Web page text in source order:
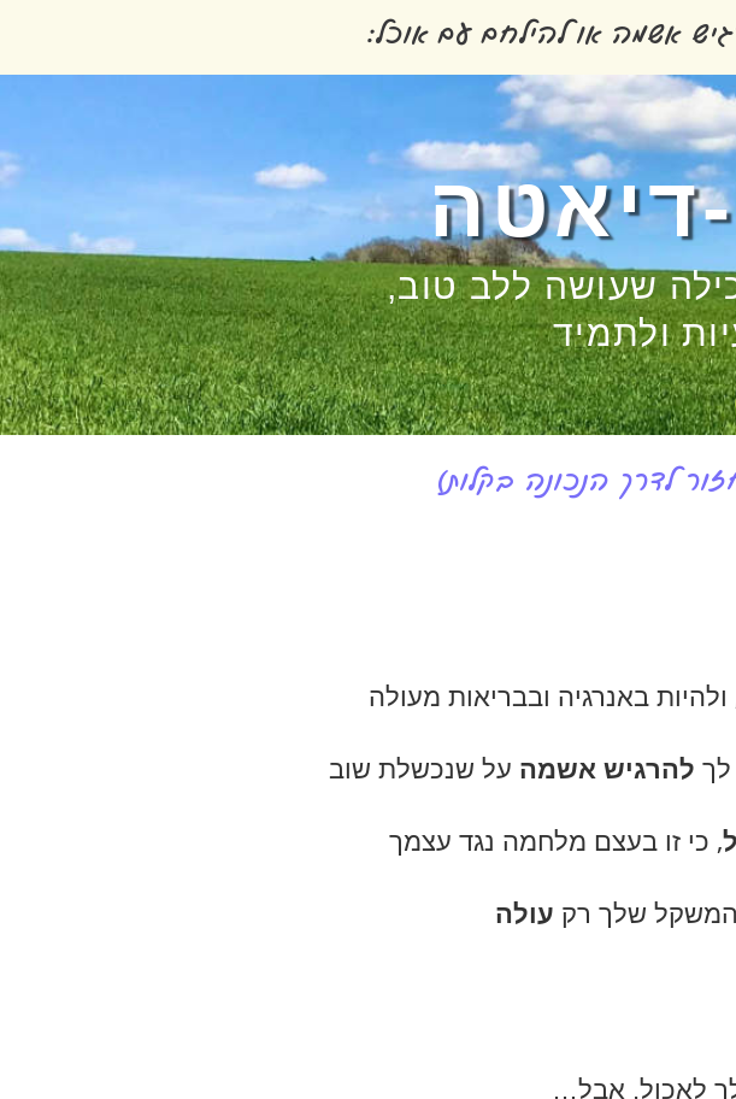
אשמה או להילחם עם אוכל:
דיאטה
שעושה ללב טוב,
ולתמיד
לדרך הנכונה בקלות)
באנרגיה ובבריאות מעולה
לך להרגיש אשמה על שנכשלת שוב
, כי זו בעצם מלחמה נגד עצמך
המשקל שלך רק עולה
לאכול, אבל…